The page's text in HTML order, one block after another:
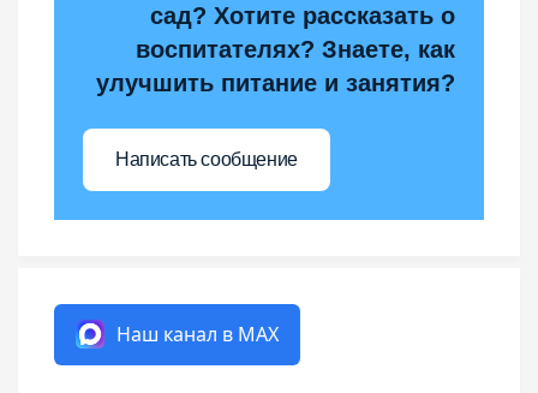
сад? Хотите рассказать о
воспитателях? Знаете, как
улучшить питание и занятия?
Написать сообщение
Наш канал в MAX